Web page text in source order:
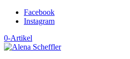
Facebook
Instagram
0-Artikel